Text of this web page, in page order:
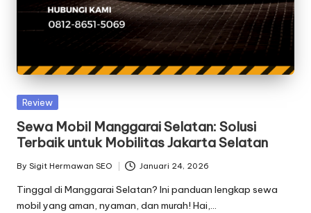
Posted
Review
Sewa Mobil Manggarai Selatan: Solusi
Terbaik untuk Mobilitas Jakarta Selatan
Posted
by
By Sigit Hermawan SEO Januari 24, 2026
Tinggal di Manggarai Selatan? Ini panduan lengkap sewa
mobil yang aman, nyaman, dan murah! Hai,…